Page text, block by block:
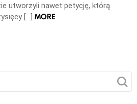
utworzyli nawet petycję, którą
[…] MORE